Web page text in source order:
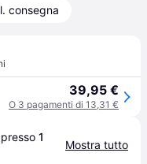
consegna
39,95 €
O 3 pagamenti di 13,31 €
1
Mostra tutto